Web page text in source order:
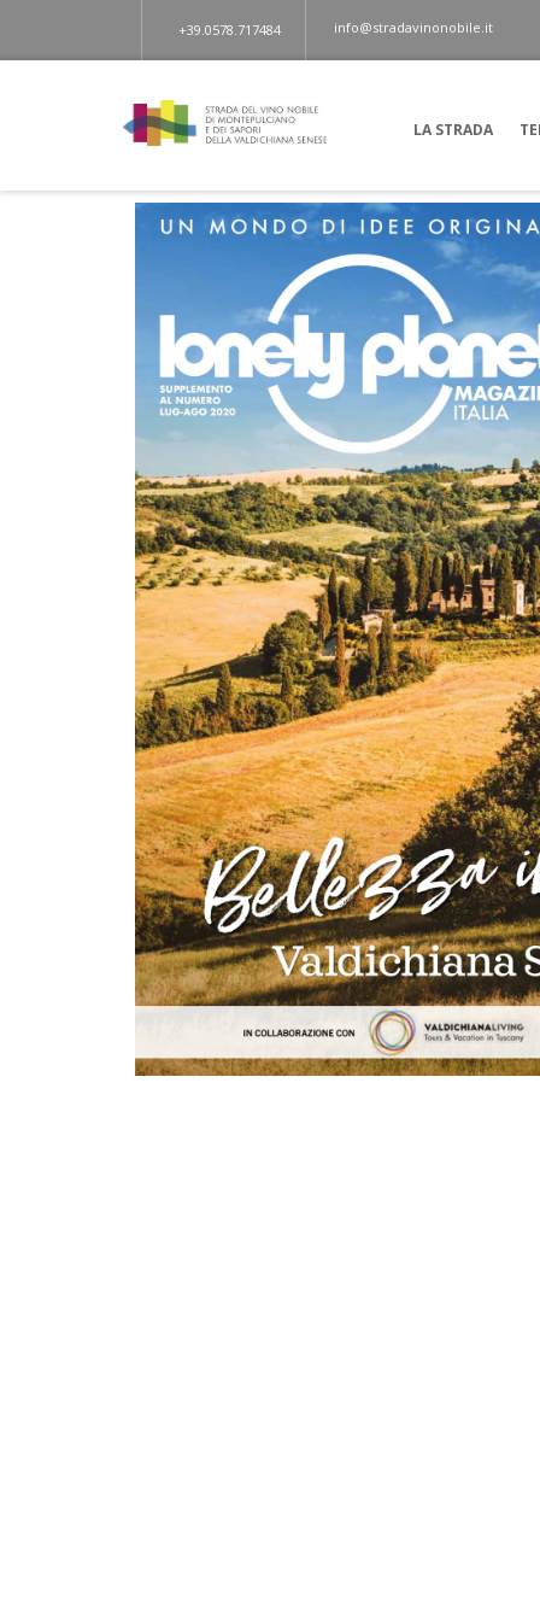
+39.0578.717484 info@stradavinonobile.it
LA STRADA